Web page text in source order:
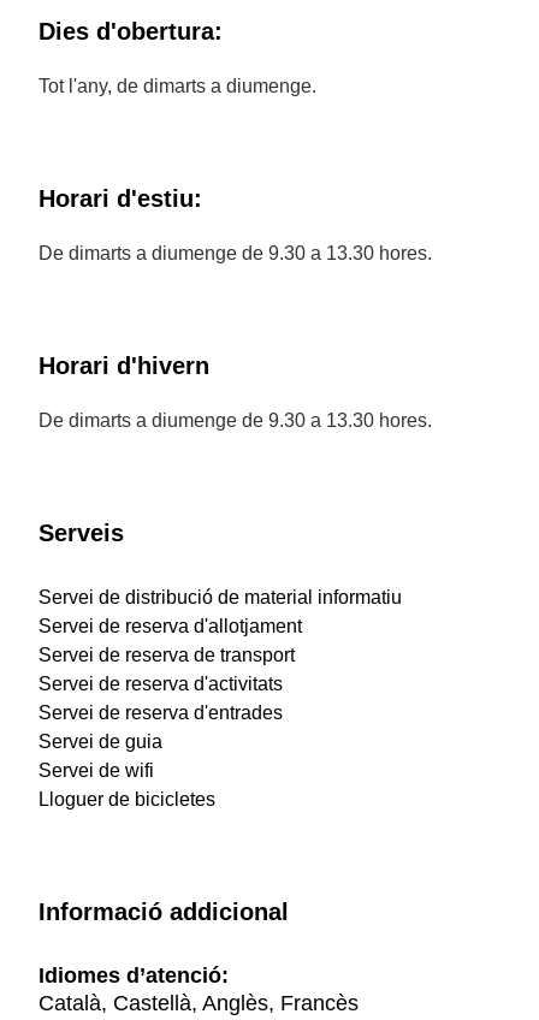
Dies d'obertura:
Tot l'any, de dimarts a diumenge.
Horari d'estiu:
De dimarts a diumenge de 9.30 a 13.30 hores.
Horari d'hivern
De dimarts a diumenge de 9.30 a 13.30 hores.
Serveis
Servei de distribució de material informatiu
Servei de reserva d'allotjament
Servei de reserva de transport
Servei de reserva d'activitats
Servei de reserva d'entrades
Servei de guia
Servei de wifi
Lloguer de bicicletes
Informació addicional
Idiomes d’atenció:
Català, Castellà, Anglès, Francès